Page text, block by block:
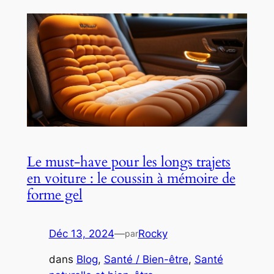
Le must-have pour les longs trajets
en voiture : le coussin à mémoire de
forme gel
Déc 13, 2024—parRocky
dans Blog, Santé / Bien-être, Santé